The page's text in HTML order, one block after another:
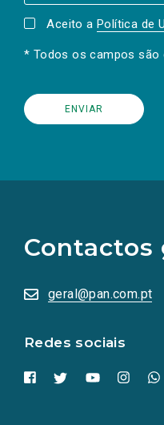
Aceito a Política de
* Todos os campos são
Contactos
geral@pan.com.pt
Redes sociais
redes
sociais
numa
nova